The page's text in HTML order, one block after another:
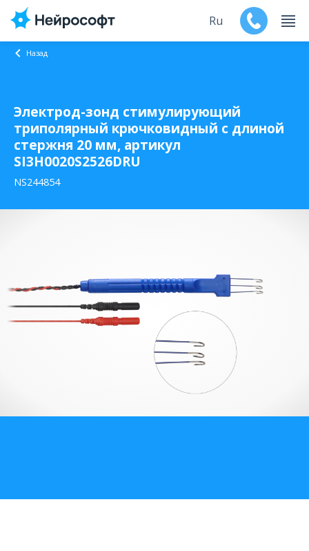
Продукты
Поддержка
Мероприятия
Дилеры
О компании
Карьера
Ru
Назад
Электрод-зонд стимулирующий
триполярный крючковидный с длиной
стержня 20 мм, артикул
SI3H0020S2526DRU
NS244854